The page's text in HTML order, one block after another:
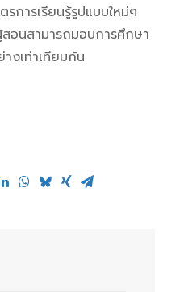
รการเรียนรู้รูปแบบใหม่ๆ
อนสามารถมอบการศึกษา
งเท่าเทียมกัน